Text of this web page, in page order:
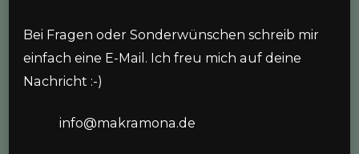
Bei Fragen oder Sonderwünschen schreib mir
einfach eine E-Mail. Ich freu mich auf deine
Nachricht :-)
info@makramona.de